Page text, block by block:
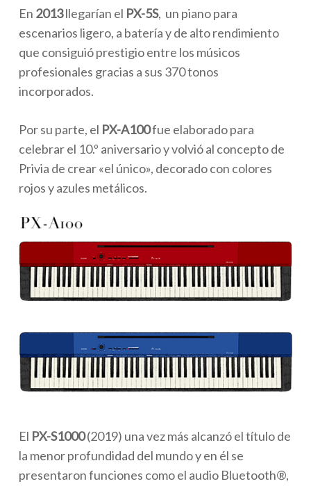
En 2013llegarían el PX-5S, un piano para
escenarios ligero, a batería y de alto rendimiento
que consiguió prestigio entre los músicos
profesionales gracias a sus 370 tonos
incorporados.
Por su parte, el PX-A100fue elaborado para
celebrar el 10.º aniversario y volvió al concepto de
Privia de crear «el único», decorado con colores
rojos y azules metálicos.
El PX-S1000(2019) una vez más alcanzó el título de
la menor profundidad del mundo y en él se
presentaron funciones como el audio Bluetooth®,